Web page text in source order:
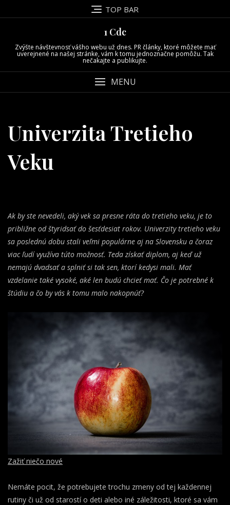
to
TOP BAR
1 Cdc
Zvýšte návštevnosť vášho webu už dnes. PR články, ktoré môžete mať
uverejnené na našej stránke, vám k tomu jednoznačne pomôžu. Tak
nečakajte a publikujte.
MENU
Univerzita Tretieho
Veku
Ak by ste nevedeli, aký vek sa presne ráta do tretieho veku, je to
približne od štyridsať do šesťdesiat rokov. Univerzity tretieho veku
sa poslednú dobu stali veľmi populárne aj na Slovensku a čoraz
viac ľudí využíva túto možnosť. Teda získať diplom, aj keď už
nemajú dvadsať a splniť si tak sen, ktorí kedysi mali. Mať
vzdelanie také vysoké, aké len budú chcieť mať. Čo je potrebné k
štúdiu a čo by vás k tomu malo nakopnúť?
Zažiť niečo nové
Nemáte pocit, že potrebujete trochu zmeny od tej každennej
rutiny či už od starostí o deti alebo iné záležitosti, ktoré sa vám